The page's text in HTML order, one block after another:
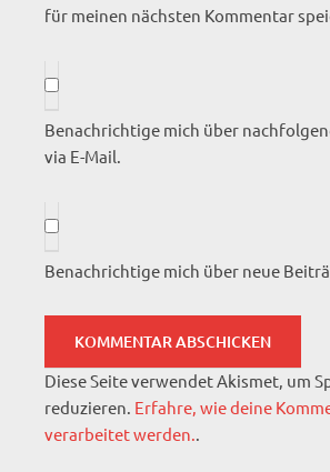
für meinen nächsten Kommentar
Benachrichtige mich über
via E-Mail.
Benachrichtige mich über neue
Diese Seite verwendet Akismet, um
reduzieren. Erfahre, wie deine
verarbeitet werden..